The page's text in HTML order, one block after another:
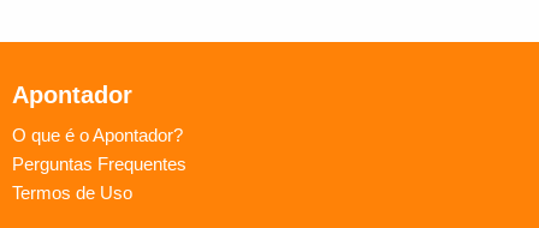
Apontador
O que é o Apontador?
Perguntas Frequentes
Termos de Uso